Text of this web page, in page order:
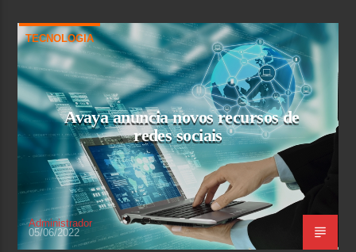
TECNOLOGIA
Avaya anuncia novos recursos de
redes sociais
Administrador
05/06/2022